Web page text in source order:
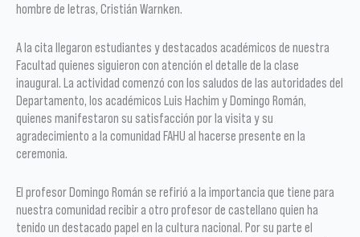
hombre de letras, Cristián Warnken.
A la cita llegaron estudiantes y destacados académicos de nuestra
Facultad quienes siguieron con atención el detalle de la clase
inaugural. La actividad comenzó con los saludos de las autoridades del
Departamento, los académicos Luis Hachim y Domingo Román,
quienes manifestaron su satisfacción por la visita y su
agradecimiento a la comunidad FAHU al hacerse presente en la
ceremonia.
El profesor Domingo Román se refirió a la importancia que tiene para
nuestra comunidad recibir a otro profesor de castellano quien ha
tenido un destacado papel en la cultura nacional. Por su parte el